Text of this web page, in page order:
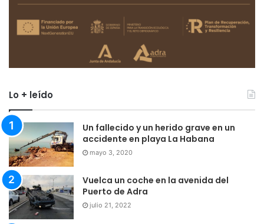
Lo + leído
Un fallecido y un herido grave en un
accidente en playa La Habana
mayo 3, 2020
Vuelca un coche en la avenida del
Puerto de Adra
julio 21, 2022